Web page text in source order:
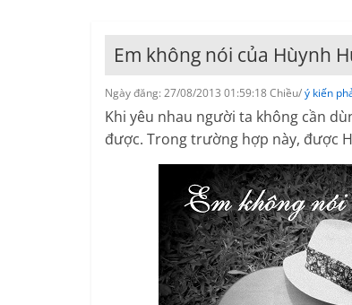
Em không nói của Hùynh
Ngày đăng: 27/08/2013 01:59:18 Chiều/ý kiến
Khi yêu nhau người ta không cần
được. Trong trường hợp này, được